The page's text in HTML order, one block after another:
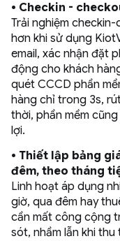
• Checkin -
Trải nghiệm
hơn khi sử dụng
email, xác nhận đặt
động cho khách
quét CCCD phần
hàng chỉ trong 3s,
thời, phần mềm
lợi.
• Thiết lập bảng
đêm, theo tháng
Linh hoạt áp dụng
giờ, qua đêm hay
cần mất công cộng
sót, nhầm lẫn khi thu